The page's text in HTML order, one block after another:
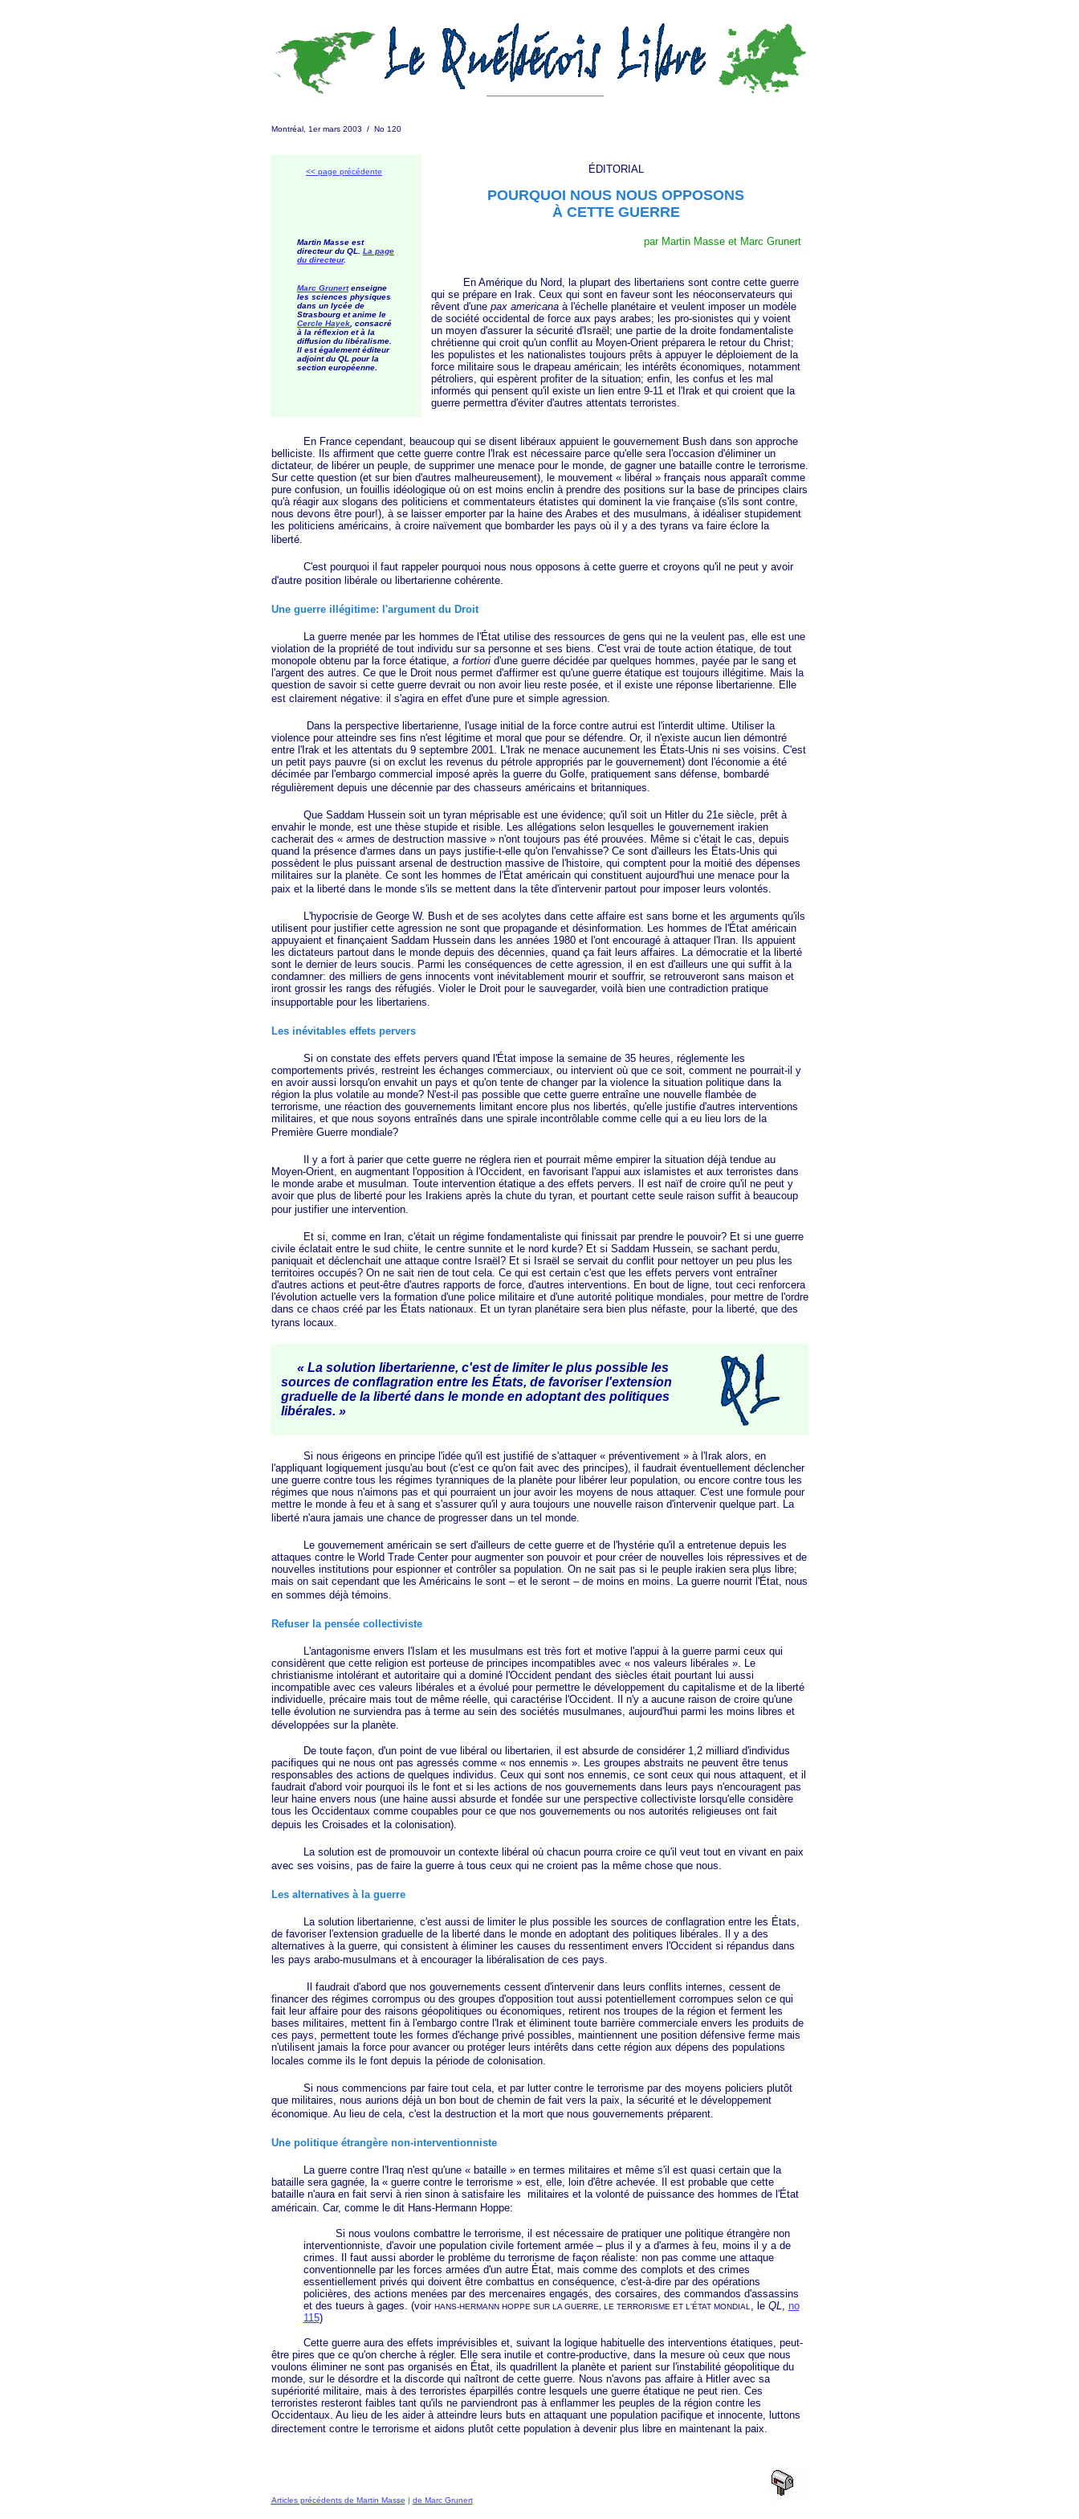
Montréal, 1er mars 2003 / No 120
<< page précédente
Martin Masse est
directeur du QL. La page
du directeur.
Marc Grunertenseigne
les sciences physiques
dans un lycée de
Strasbourg et anime le
Cercle Hayek , consacré
à la réflexion et à la
diffusion du libéralisme.
Il est également éditeur
adjoint du QL pour la
section européenne.
ÉDITORIAL
POURQUOI NOUS NOUS OPPOSONS
À CETTE GUERRE
par Martin Masse et Marc Grunert
En Amérique du Nord, la plupart des libertariens sont contre cette guerre
qui se prépare en Irak. Ceux qui sont en faveur sont les néoconservateurs qui
rêvent d'une pax americanaà l'échelle planétaire et veulent imposer un modèle
de société occidental de force aux pays arabes; les pro-sionistes qui y voient
un moyen d'assurer la sécurité d'Israël; une partie de la droite fondamentaliste
chrétienne qui croit qu'un conflit au Moyen-Orient préparera le retour du Christ;
les populistes et les nationalistes toujours prêts à appuyer le déploiement de la
force militaire sous le drapeau américain; les intérêts économiques, notamment
pétroliers, qui espèrent profiter de la situation; enfin, les confus et les mal
informés qui pensent qu'il existe un lien entre 9-11 et l'Irak et qui croient que la
guerre permettra d'éviter d'autres attentats terroristes.
En France cependant, beaucoup qui se disent libéraux appuient le gouvernement Bush dans son approche
belliciste. Ils affirment que cette guerre contre l'Irak est nécessaire parce qu'elle sera l'occasion d'éliminer un
dictateur, de libérer un peuple, de supprimer une menace pour le monde, de gagner une bataille contre le terrorisme.
Sur cette question (et sur bien d'autres malheureusement), le mouvement « libéral »français nous apparaît comme
pure confusion, un fouillis idéologique où on est moins enclin à prendre des positions sur la base de principes clairs
qu'à réagir aux slogans des politiciens et commentateurs étatistes qui dominent la vie française (s'ils sont contre,
nous devons être pour!), à se laisser emporter par la haine des Arabes et des musulmans, à idéaliser stupidement
les politiciens américains, à croire naïvement que bombarder les pays où il y a des tyrans va faire éclore la
liberté.
C'est pourquoi il faut rappeler pourquoi nous nous opposons à cette guerre et croyons qu'il ne peut y avoir
d'autre position libérale ou libertarienne cohérente.
Une guerre illégitime: l'argument du Droit
La guerre menée par les hommes de l'État utilise des ressources de gens qui ne la veulent pas, elle est une
violation de la propriété de tout individu sur sa personne et ses biens. C'est vrai de toute action étatique, de tout
monopole obtenu par la force étatique, a fortiorid'une guerre décidée par quelques hommes, payée par le sang et
l'argent des autres. Ce que le Droit nous permet d'affirmer est qu'une guerre étatique est toujours illégitime. Mais la
question de savoir si cette guerre devrait ou non avoir lieu reste posée, et il existe une réponse libertarienne. Elle
est clairement négative: il s'agira en effet d'une pure et simple agression.
Dans la perspective libertarienne, l'usage initial de la force contre autrui est l'interdit ultime. Utiliser la
violence pour atteindre ses fins n'est légitime et moral que pour se défendre. Or, il n'existe aucun lien démontré
entre l'Irak et les attentats du 9 septembre 2001. L'Irak ne menace aucunement les États-Unis ni ses voisins. C'est
un petit pays pauvre (si on exclut les revenus du pétrole appropriés par le gouvernement) dont l'économie a été
décimée par l'embargo commercial imposé après la guerre du Golfe, pratiquement sans défense, bombardé
régulièrement depuis une décennie par des chasseurs américains et britanniques.
Que Saddam Hussein soit un tyran méprisable est une évidence; qu'il soit un Hitler du 21e siècle, prêt à
envahir le monde, est une thèse stupide et risible. Les allégations selon lesquelles le gouvernement irakien
cacherait des « armes de destruction massive »n'ont toujours pas été prouvées. Même si c'était le cas, depuis
quand la présence d'armes dans un pays justifie-t-elle qu'on l'envahisse? Ce sont d'ailleurs les États-Unis qui
possèdent le plus puissant arsenal de destruction massive de l'histoire, qui comptent pour la moitié des dépenses
militaires sur la planète. Ce sont les hommes de l'État américain qui constituent aujourd'hui une menace pour la
paix et la liberté dans le monde s'ils se mettent dans la tête d'intervenir partout pour imposer leurs volontés.
L'hypocrisie de George W. Bush et de ses acolytes dans cette affaire est sans borne et les arguments qu'ils
utilisent pour justifier cette agression ne sont que propagande et désinformation. Les hommes de l'État américain
appuyaient et finançaient Saddam Hussein dans les années 1980 et l'ont encouragé à attaquer l'Iran. Ils appuient
les dictateurs partout dans le monde depuis des décennies, quand ça fait leurs affaires. La démocratie et la liberté
sont le dernier de leurs soucis. Parmi les conséquences de cette agression, il en est d'ailleurs une qui suffit à la
condamner: des milliers de gens innocents vont inévitablement mourir et souffrir, se retrouveront sans maison et
iront grossir les rangs des réfugiés. Violer le Droit pour le sauvegarder, voilà bien une contradiction pratique
insupportable pour les libertariens.
Les inévitables effets pervers
Si on constate des effets pervers quand l'État impose la semaine de 35 heures, réglemente les
comportements privés, restreint les échanges commerciaux, ou intervient où que ce soit, comment ne pourrait-il y
en avoir aussi lorsqu'on envahit un pays et qu'on tente de changer par la violence la situation politique dans la
région la plus volatile au monde? N'est-il pas possible que cette guerre entraîne une nouvelle flambée de
terrorisme, une réaction des gouvernements limitant encore plus nos libertés, qu'elle justifie d'autres interventions
militaires, et que nous soyons entraînés dans une spirale incontrôlable comme celle qui a eu lieu lors de la
Première Guerre mondiale?
Il y a fort à parier que cette guerre ne réglera rien et pourrait même empirer la situation déjà tendue au
Moyen-Orient, en augmentant l'opposition à l'Occident, en favorisant l'appui aux islamistes et aux terroristes dans
le monde arabe et musulman. Toute intervention étatique a des effets pervers. Il est naïf de croire qu'il ne peut y
avoir que plus de liberté pour les Irakiens après la chute du tyran, et pourtant cette seule raison suffit à beaucoup
pour justifier une intervention.
Et si, comme en Iran, c'était un régime fondamentaliste qui finissait par prendre le pouvoir? Et si une guerre
civile éclatait entre le sud chiite, le centre sunnite et le nord kurde? Et si Saddam Hussein, se sachant perdu,
paniquait et déclenchait une attaque contre Israël? Et si Israël se servait du conflit pour nettoyer un peu plus les
territoires occupés? On ne sait rien de tout cela. Ce qui est certain c'est que les effets pervers vont entraîner
d'autres actions et peut-être d'autres rapports de force, d'autres interventions. En bout de ligne, tout ceci renforcera
l'évolution actuelle vers la formation d'une police militaire et d'une autorité politique mondiales, pour mettre de l'ordre
dans ce chaos créé par les États nationaux. Et un tyran planétaire sera bien plus néfaste, pour la liberté, que des
tyrans locaux.
« La solution libertarienne, c'est de limiter le plus possible les
sources de conflagration entre les États, de favoriser l'extension
graduelle de la liberté dans le monde en adoptant des politiques
libérales. »
Si nous érigeons en principe l'idée qu'il est justifié de s'attaquer « préventivement »à l'Irak alors, en
l'appliquant logiquement jusqu'au bout (c'est ce qu'on fait avec des principes), il faudrait éventuellement déclencher
une guerre contre tous les régimes tyranniques de la planète pour libérer leur population, ou encore contre tous les
régimes que nous n'aimons pas et qui pourraient un jour avoir les moyens de nous attaquer. C'est une formule pour
mettre le monde à feu et à sang et s'assurer qu'il y aura toujours une nouvelle raison d'intervenir quelque part. La
liberté n'aura jamais une chance de progresser dans un tel monde.
Le gouvernement américain se sert d'ailleurs de cette guerre et de l'hystérie qu'il a entretenue depuis les
attaques contre le World Trade Center pour augmenter son pouvoir et pour créer de nouvelles lois répressives et de
nouvelles institutions pour espionner et contrôler sa population. On ne sait pas si le peuple irakien sera plus libre;
mais on sait cependant que les Américains le sont – et le seront – de moins en moins. La guerre nourrit l'État, nous
en sommes déjà témoins.
Refuser la pensée collectiviste
L'antagonisme envers l'Islam et les musulmans est très fortet motive l'appui à la guerreparmi ceux qui
considèrent que cette religion est porteuse de principes incompatibles avec « nos valeurs libérales ». Le
christianisme intolérant et autoritaire qui a dominé l'Occident pendant des siècles était pourtant lui aussi
incompatible avec ces valeurs libérales et a évolué pour permettre le développement du capitalisme et de la liberté
individuelle, précaire mais tout de même réelle, qui caractérise l'Occident. Il n'y a aucune raison de croire qu'une
telle évolution ne surviendra pas à terme au sein des sociétés musulmanes, aujourd'hui parmi les moins libres et
développées sur la planète.
De toute façon, d'un point de vue libéral ou libertarien, il est absurde de considérer 1,2 milliard d'individus
pacifiques qui ne nous ont pas agressés comme « nos ennemis ». Les groupes abstraits ne peuvent être tenus
responsables des actions de quelques individus. Ceux qui sont nos ennemis, ce sont ceux qui nous attaquent, et il
faudrait d'abord voir pourquoi ils le font et si les actions de nos gouvernements dans leurs pays n'encouragent pas
leur haine envers nous (une haine aussi absurde et fondée sur une perspective collectiviste lorsqu'elle considère
tous les Occidentaux comme coupables pour ce que nos gouvernements ou nos autorités religieuses ont fait
depuis les Croisades et la colonisation).
La solution est de promouvoir un contexte libéral où chacun pourra croire ce qu'il veut tout en vivant en paix
avec ses voisins, pas de faire la guerre à tous ceux qui ne croient pas la même chose que nous.
Les alternatives à la guerre
La solution libertarienne, c'est aussi de limiter le plus possible les sources de conflagration entre les États,
de favoriser l'extension graduelle de la liberté dans le monde en adoptant des politiques libérales. Il y a des
alternatives à la guerre, qui consistent à éliminer les causes du ressentiment envers l'Occident si répandus dans
les pays arabo-musulmans et à encourager la libéralisation de ces pays.
Il faudrait d'abord que nos gouvernements cessent d'intervenir dans leurs conflits internes, cessent de
financer des régimes corrompus ou des groupes d'opposition tout aussi potentiellement corrompues selon ce qui
fait leur affaire pour des raisons géopolitiques ou économiques, retirent nos troupes de la région et ferment les
bases militaires, mettent fin à l'embargo contre l'Irak et éliminent toute barrière commerciale envers les produits de
ces pays, permettent toute les formes d'échange privé possibles, maintiennent une position défensive ferme mais
n'utilisent jamais la force pour avancer ou protéger leurs intérêts dans cette région aux dépens des populations
locales comme ils le font depuis la période de colonisation.
Si nous commencions par faire tout cela, et par lutter contre le terrorisme par des moyens policiers plutôt
que militaires, nous aurions déjà un bon bout de chemin de fait vers la paix, la sécurité et le développement
économique. Au lieu de cela, c'est la destruction et la mort que nous gouvernements préparent.
Une politique étrangère non-interventionniste
La guerre contre l'Iraq n'est qu'une « bataille »en termes militaires et même s'il est quasi certain que la
bataille sera gagnée, la « guerre contrele terrorisme »est, elle, loin d'être achevée. Il est probable que cette
bataille n'aura en fait servi à rien sinon à satisfaire les militaires et la volonté de puissance des hommes de l'État
américain. Car, comme le dit Hans-Hermann Hoppe:
Si nous voulons combattre le terrorisme, il est nécessaire de pratiquer une politique étrangère non
interventionniste, d'avoir une population civile fortement armée – plus il y a d'armes à feu, moins il y a de
crimes. Il faut aussi aborder le problème du terrorisme de façon réaliste: non pas comme une attaque
conventionnelle par les forces armées d'un autre État, mais comme des complots et des crimes
essentiellement privés qui doivent être combattus en conséquence, c'est-à-dire par des opérations
policières, des actions menées par des mercenaires engagés, des corsaires, des commandos d'assassins
et des tueurs à gages. (voir HANS-HERMANN HOPPE SUR LA GUERRE, LE TERRORISME ET L'ÉTAT MONDIAL , le QL, no
115)
Cette guerre aura des effets imprévisibles et, suivant la logique habituelle des interventions étatiques, peut-
être pires que ce qu'on cherche à régler. Elle sera inutile et contre-productive, dans la mesure où ceux que nous
voulons éliminer ne sont pas organisés en État, ils quadrillent la planète et parient sur l'instabilité géopolitique du
monde, sur le désordre et la discorde qui naîtront de cette guerre. Nous n'avons pas affaire à Hitler avec sa
supériorité militaire, mais à des terroristes éparpillés contre lesquels une guerre étatique ne peut rien. Ces
terroristes resteront faibles tant qu'ils ne parviendront pas à enflammer les peuples de la région contre les
Occidentaux. Au lieu de les aider à atteindre leurs buts en attaquant une population pacifique et innocente, luttons
directement contre le terrorisme et aidons plutôt cette population à devenir plus libre en maintenant la paix.
Articles précédents de Martin Masse | de Marc Grunert